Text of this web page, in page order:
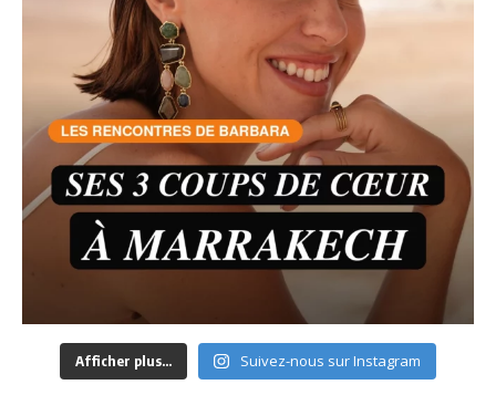
Afficher plus... Suivez-nous sur Instagram